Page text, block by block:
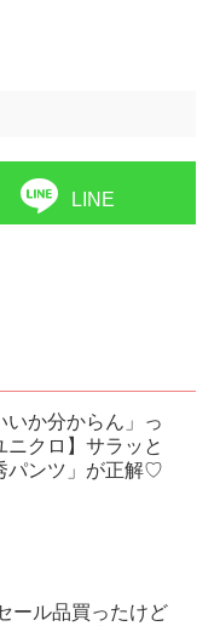
LINE
いか分からん」っ
ニクロ】サラッと
パンツ」が正解♡
ール品買ったけど